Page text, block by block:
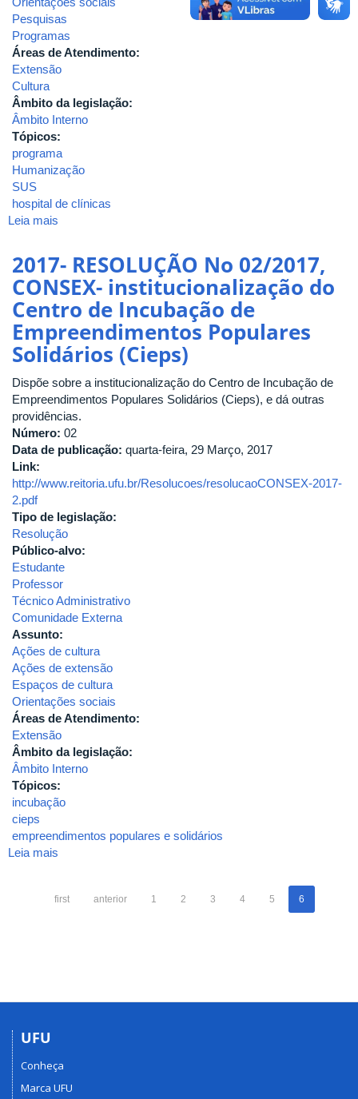
Pesquisas
Programas
Áreas de Atendimento:
Extensão
Cultura
Âmbito da legislação:
Âmbito Interno
Tópicos:
programa
Humanização
SUS
hospital de clínicas
Leia mais
SEI
Nº
05/2018,
DO
CONSEX
o
Programa
de
Humanização
do
de
de
Uberlândia
2017- RESOLUÇÃO No 02/2017,
CONSEX- institucionalização do
Centro de Incubação de
Empreendimentos Populares
Solidários (Cieps)
Dispõe sobre a institucionalização do Centro de Incubação de
Empreendimentos Populares Solidários (Cieps), e dá outras
providências.
Número: 02
Data de publicação: quarta-feira, 29 Março, 2017
Link:
http://www.reitoria.ufu.br/Resolucoes/resolucaoCONSEX-2017-
2.pdf
Tipo de legislação:
Resolução
Público-alvo:
Estudante
Professor
Técnico Administrativo
Comunidade Externa
Assunto:
Ações de cultura
Ações de extensão
Espaços de cultura
Orientações sociais
Áreas de Atendimento:
Extensão
Âmbito da legislação:
Âmbito Interno
Tópicos:
incubação
cieps
empreendimentos populares e solidários
Leia mais
No
de
Populares
Solidários
first anterior 1 2 3 4 5 6
UFU
Conheça
Marca UFU